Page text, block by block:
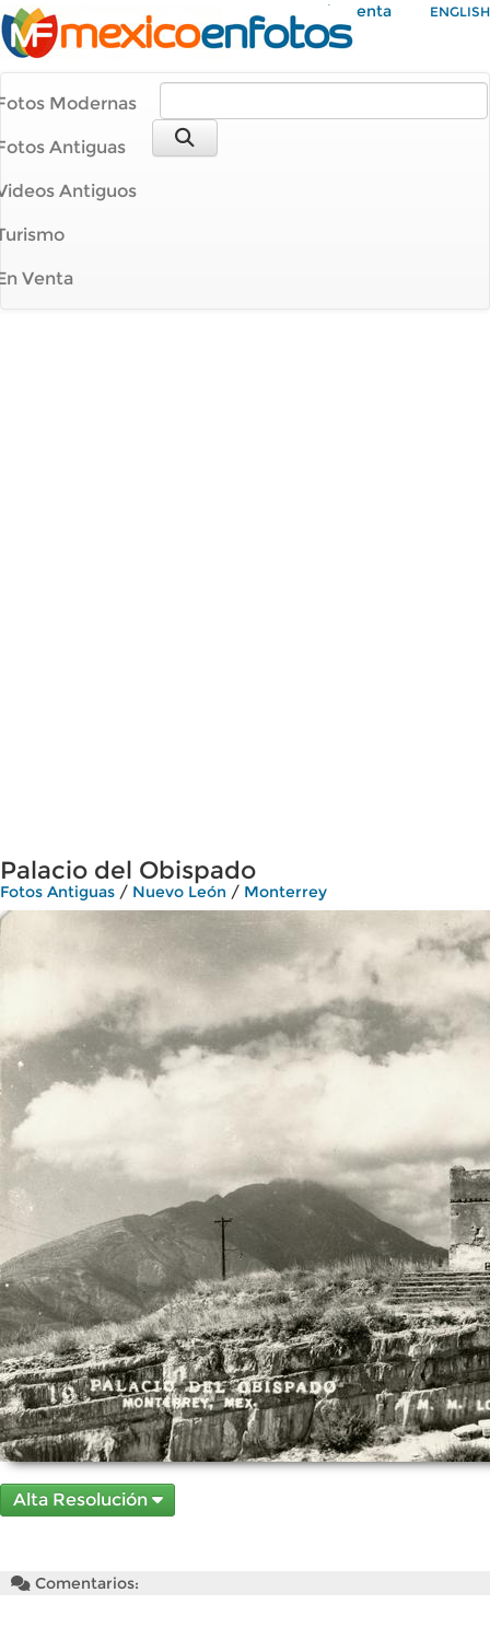
Mi Cuenta ENGLISH
Modernas
Antiguas
Antiguos
Venta
Palacio del Obispado
Fotos Antiguas / Nuevo León / Monterrey
Alta Resolución
Comentarios: